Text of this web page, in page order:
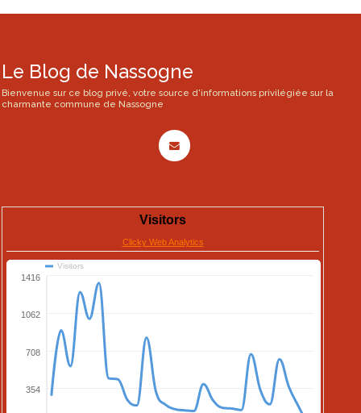
Le Blog de Nassogne
Bienvenue sur ce blog privé, votre source d'informations privilégiée sur la
charmante commune de Nassogne